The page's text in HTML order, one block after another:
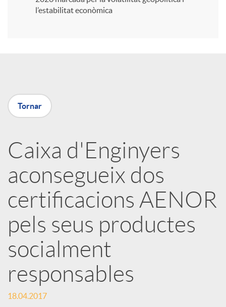
X
r
x
e
s
S
l’estabilitat econòmica
Tornar
Caixa d'Enginyers
aconsegueix dos
certificacions AENOR
pels seus productes
socialment
responsables
18.04.2017